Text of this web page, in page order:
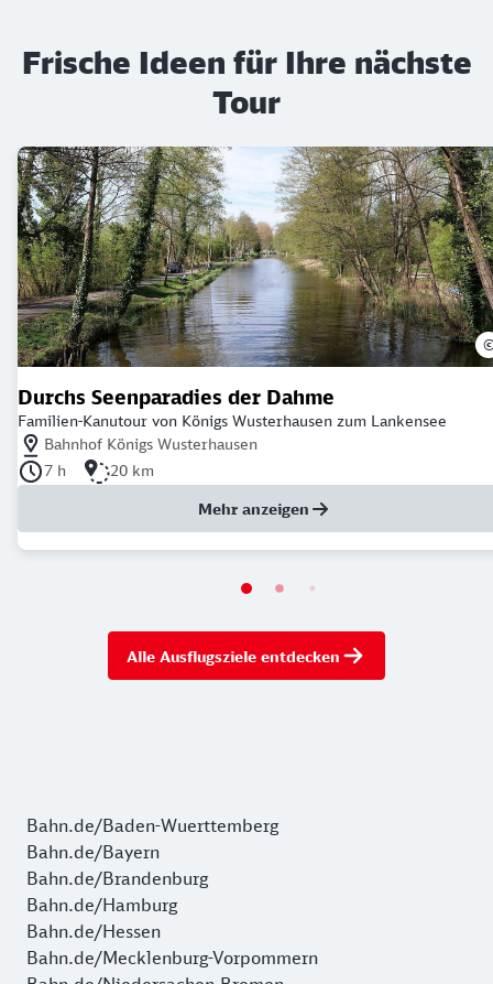
Frische Ideen für Ihre nächste
Tour
Durchs Seenparadies der Dahme
Familien-Kanutour von Königs Wusterhausen zum Lankensee
Nächstgelegener Bahnhof: Bahnhof Königs Wusterhausen
Bahnhof Königs Wusterhausen
Dauer der Tour: 7 Stunden
7 h Länge der Tour: 20 Kilometer
20 km
Mehr anzeigen
Alle Ausflugsziele entdecken
Bahn.de/Baden-Wuerttemberg
Bahn.de/Bayern
Bahn.de/Brandenburg
Bahn.de/Hamburg
Bahn.de/Hessen
Bahn.de/Mecklenburg-Vorpommern